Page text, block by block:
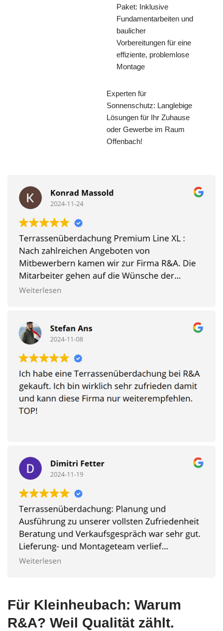
Paket: Inklusive
Fundamentarbeiten und
baulicher
Vorbereitungen für eine
effiziente, problemlose
Montage
Experten für
Sonnenschutz: Langlebige
Lösungen für Ihr Zuhause
oder Gewerbe im Raum
Offenbach!
Für Kleinheubach: Warum
R&A? Weil Qualität zählt.